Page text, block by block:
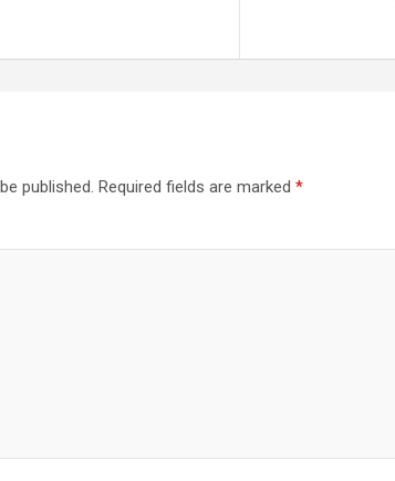
published. Required fields are marked *